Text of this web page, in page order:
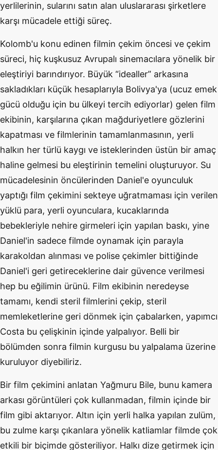
yerlilerinin, sularını satın alan uluslararası şirketlere
karşı mücadele ettiği süreç.
Kolomb'u konu edinen filmin çekim öncesi ve çekim
süreci, hiç kuşkusuz Avrupalı sinemacılara yönelik bir
eleştiriyi barındırıyor. Büyük “idealler” arkasına
sakladıkları küçük hesaplarıyla Bolivya'ya (ucuz emek
gücü olduğu için bu ülkeyi tercih ediyorlar) gelen film
ekibinin, karşılarına çıkan mağduriyetlere gözlerini
kapatması ve filmlerinin tamamlanmasının, yerli
halkın her türlü kaygı ve isteklerinden üstün bir amaç
haline gelmesi bu eleştirinin temelini oluşturuyor. Su
mücadelesinin öncülerinden Daniel'e oyunculuk
yaptığı film çekimini sekteye uğratmaması için verilen
yüklü para, yerli oyunculara, kucaklarında
bebekleriyle nehire girmeleri için yapılan baskı, yine
Daniel'in sadece filmde oynamak için parayla
karakoldan alınması ve polise çekimler bittiğinde
Daniel'i geri getireceklerine dair güvence verilmesi
hep bu eğilimin ürünü. Film ekibinin neredeyse
tamamı, kendi steril filmlerini çekip, steril
memleketlerine geri dönmek için çabalarken, yapımcı
Costa bu çelişkinin içinde yalpalıyor. Belli bir
bölümden sonra filmin kurgusu bu yalpalama üzerine
kuruluyor diyebiliriz.
Bir film çekimini anlatan Yağmuru Bile, bunu kamera
arkası görüntüleri çok kullanmadan, filmin içinde bir
film gibi aktarıyor. Altın için yerli halka yapılan zulüm,
bu zulme karşı çıkanlara yönelik katliamlar filmde çok
etkili bir biçimde gösteriliyor. Halkı dize getirmek için